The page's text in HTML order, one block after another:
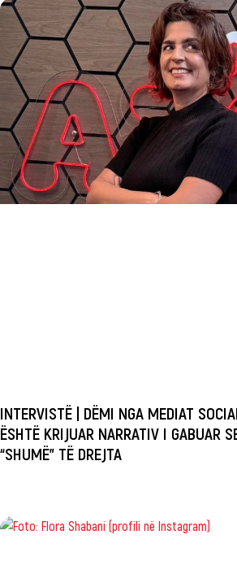
INTERVISTË | DËMI NGA MEDIAT
ËSHTË KRIJUAR NARRATIV I GABUAR
“SHUMË” TË DREJTA